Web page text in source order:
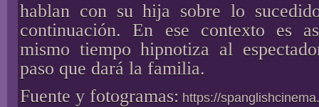
hablan con su hija sobre lo
continuación. En ese contexto es
mismo tiempo hipnotiza al
paso que dará la familia.
Fuente y fotogramas: https://